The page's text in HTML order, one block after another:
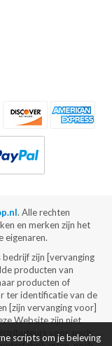
. Alle rechten
en merken zijn het
eigenaren.
zijn [vervanging
producten van
producten of
ter identificatie van de
[zijn vervanging voor]
Website zijn niet
voor, noch
scripts om je beleving